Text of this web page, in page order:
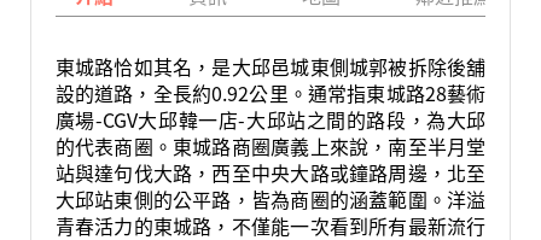
東城路恰如其名，是大邱邑城東側城郭被拆除後舖
設的道路，全長約0.92公里。通常指東城路28藝術
廣場-CGV大邱韓一店-大邱站之間的路段，為大邱
的代表商圈。東城路商圈廣義上來說，南至半月堂
站與達句伐大路，西至中央大路或鐘路周邊，北至
大邱站東側的公平路，皆為商圈的涵蓋範圍。洋溢
青春活力的東城路，不僅能一次看到所有最新流行